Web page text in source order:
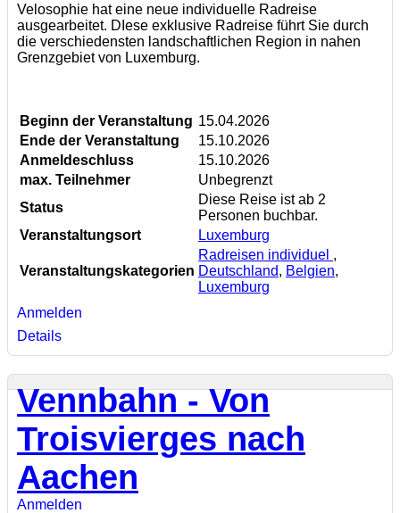
Velosophie hat eine neue individuelle Radreise
ausgearbeitet. DIese exklusive Radreise führt Sie durch
die verschiedensten landschaftlichen Region in nahen
Grenzgebiet von Luxemburg.
Beginn der Veranstaltung 15.04.2026
Ende der Veranstaltung
15.10.2026
Anmeldeschluss
15.10.2026
max. Teilnehmer
Unbegrenzt
Status
Diese Reise ist ab 2
Personen buchbar.
Veranstaltungsort
Luxemburg
Veranstaltungskategorien
Radreisen individuel ,
Deutschland, Belgien,
Luxemburg
Anmelden
Details
Vennbahn - Von
Troisvierges nach
Aachen
Anmelden